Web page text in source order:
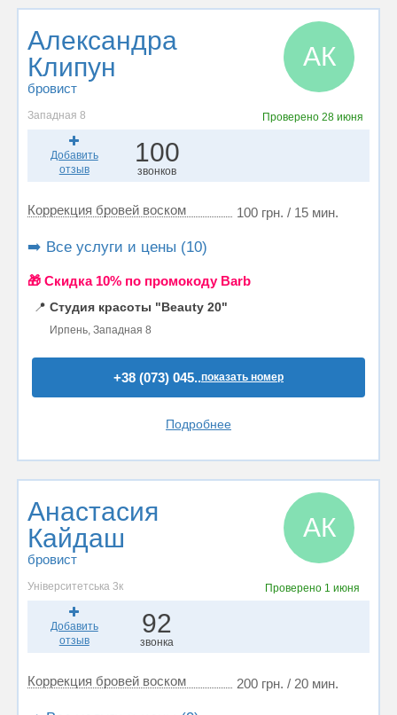
Александра
Клипун
бровист
АК
Западная 8 Проверено 28 июня
Добавить
отзыв
100
звонков
Коррекция бровей воском 100 грн. / 15 мин.
➡️ Все услуги и цены (10)
🎁 Cкидка 10% по промокоду Barb
📍 Студия красоты "Beauty 20"
Ирпень, Западная 8
+38 (073) 045..показать номер
Подробнее
Анастасия
Кайдаш
бровист
АК
Університетська 3к Проверено 1 июня
Добавить
отзыв
92
звонка
Коррекция бровей воском 200 грн. / 20 мин.